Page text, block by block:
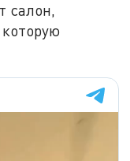
салон,